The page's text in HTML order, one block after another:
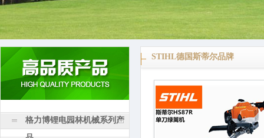
格力博锂电园林机械系列产
STIHL德国斯蒂尔品牌